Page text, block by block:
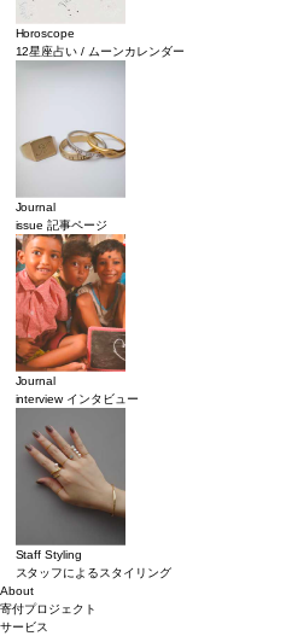
Horoscope
12星座占い / ムーンカレンダー
Journal
issue 記事ページ
Journal
interview インタビュー
Staff Styling
スタッフによるスタイリング
About
寄付プロジェクト
サービス